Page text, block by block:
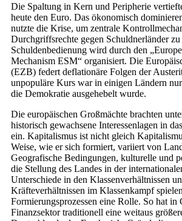
Die Spaltung in Kern und Peripherie
heute den Euro. Das ökonomisch
nutzte die Krise, um zentrale
Durchgriffsrechte gegen Schuldnerländer
Schuldenbedienung wird durch den
Mechanism ESM“ organisiert. Die
(EZB) federt deflationäre Folgen der
unpopuläre Kurs war in einigen Ländern
die Demokratie ausgehebelt wurde.
Die europäischen Großmächte brachten
historisch gewachsene Interessenlagen in
ein. Kapitalismus ist nicht gleich
Weise, wie er sich formiert, variiert von
Geografische Bedingungen, kulturelle und
die Stellung des Landes in der
Unterschiede in den Klassenverhältnissen
Kräfteverhältnissen im Klassenkampf
Formierungsprozessen eine Rolle. So hat in
Finanzsektor traditionell eine weitaus